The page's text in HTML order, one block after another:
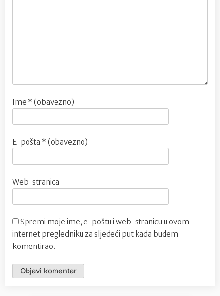
Ime * (obavezno)
E-pošta * (obavezno)
Web-stranica
Spremi moje ime, e-poštu i web-stranicu u ovom
internet pregledniku za sljedeći put kada budem
komentirao.